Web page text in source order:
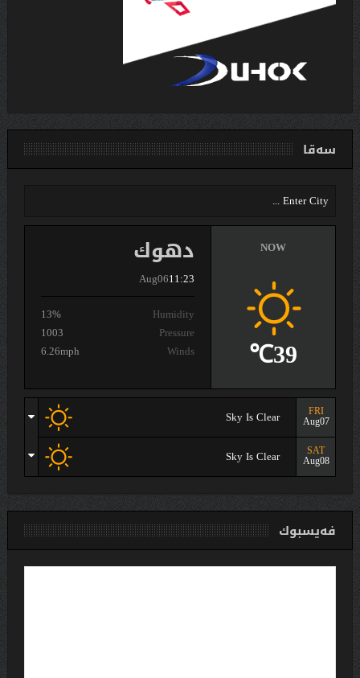
سەقا
دهوك
Aug0611:23
Humidity
13%
Pressure
1003
Winds
6.26mph
NOW
39℃
FRI
Aug07
Sky Is Clear
SAT
Aug08
Sky Is Clear
فەیسبوك